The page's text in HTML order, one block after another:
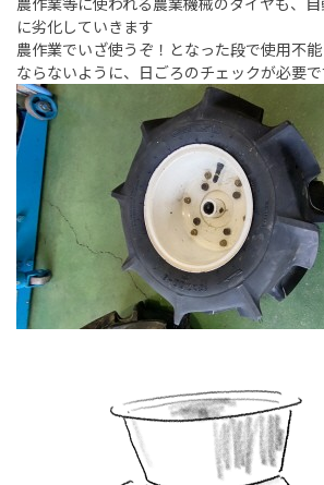
に劣化していきます
農作業でいざ使うぞ！となった段で使用不
ならないように、日ごろのチェックが必要で